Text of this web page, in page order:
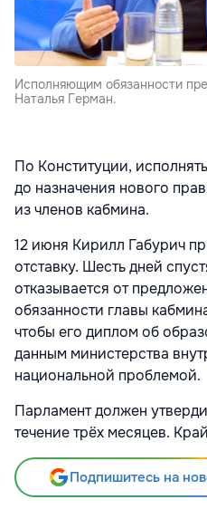
Исполняющим обязанности
Наталья Герман.
По Конституции,
до назначения нового
из членов кабмина.
12 июня Кирилл Габурич
отставку. Шесть дней
отказывается от
обязанности главы
чтобы его диплом об
данным министерства
национальной проблемой.
Парламент должен
течение трёх месяцев.
Подпишитесь на